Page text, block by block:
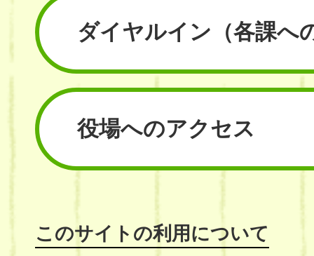
ダイヤルイン （各課へ
役場へのアクセス
このサイトの利用について